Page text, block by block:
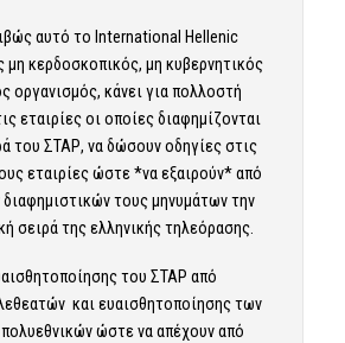
αυτό το International Hellenic
κερδοσκοπικός, μη κυβερνητικός
οργανισμός, κάνει για πολλοστή
εταιρίες οι οποίες διαφημίζονται
του ΣΤΑΡ, να δώσουν οδηγίες στις
εταιρίες ώστε *να εξαιρούν* από
τους μηνυμάτων την
σειρά της ελληνικής τηλεόρασης.
του ΣΤΑΡ από
και ευαισθητοποίησης των
ώστε να απέχουν από